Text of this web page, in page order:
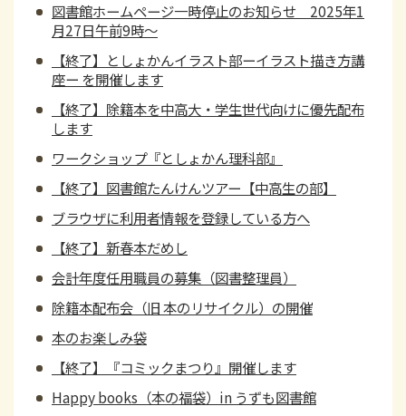
図書館ホームページ一時停止のお知らせ 2025年1
月27日午前9時～
【終了】としょかんイラスト部ーイラスト描き方講
座ー を開催します
【終了】除籍本を中高大・学生世代向けに優先配布
します
ワークショップ『としょかん理科部』
【終了】図書館たんけんツアー【中高生の部】
ブラウザに利用者情報を登録している方へ
【終了】新春本だめし
会計年度任用職員の募集（図書整理員）
除籍本配布会（旧 本のリサイクル）の開催
本のお楽しみ袋
【終了】『コミックまつり』開催します
Happy books（本の福袋）in うずも図書館